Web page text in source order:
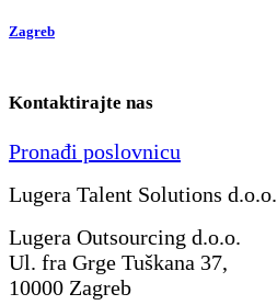
Zagreb
Kontaktirajte nas
Pronađi poslovnicu
Lugera Talent Solutions d.o.o.
Lugera Outsourcing d.o.o.
Ul. fra Grge Tuškana 37,
10000 Zagreb